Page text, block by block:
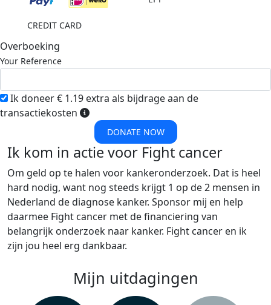
CREDIT CARD
Overboeking
Your Reference
Ik doneer € 1.19 extra als bijdrage aan de
transactiekosten
DONATE NOW
Ik kom in actie voor Fight cancer
Om geld op te halen voor kankeronderzoek. Dat is heel
hard nodig, want nog steeds krijgt 1 op de 2 mensen in
Nederland de diagnose kanker. Sponsor mij en help
daarmee Fight cancer met de financiering van
belangrijk onderzoek naar kanker. Fight cancer en ik
zijn jou heel erg dankbaar.
Mijn uitdagingen